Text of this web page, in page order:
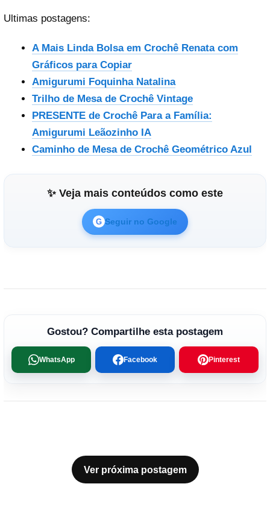
Ultimas postagens:
A Mais Linda Bolsa em Crochê Renata com
Gráficos para Copiar
Amigurumi Foquinha Natalina
Trilho de Mesa de Crochê Vintage
PRESENTE de Crochê Para a Família:
Amigurumi Leãozinho IA
Caminho de Mesa de Crochê Geométrico Azul
✨ Veja mais conteúdos como este
G Seguir no Google
Gostou? Compartilhe esta postagem
WhatsApp Facebook Pinterest
Ver próxima postagem